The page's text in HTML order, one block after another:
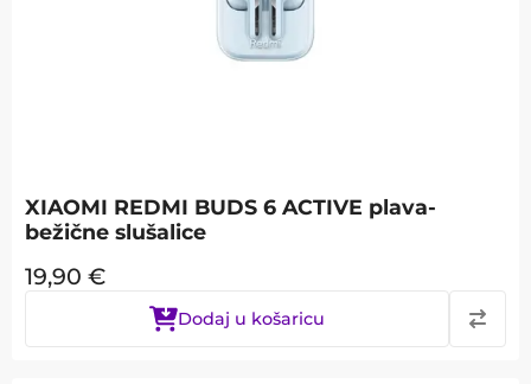
XIAOMI REDMI BUDS 6 ACTIVE plava-
bežične slušalice
19,90 €
Dodaj u košaricu